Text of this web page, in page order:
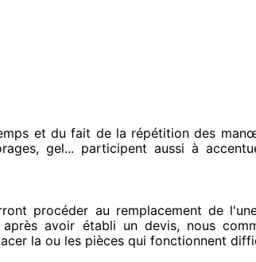
et du fait de la répétition des
gel... participent aussi à
procéder au remplacement de
après avoir établi un devis, nous
la ou les pièces qui fonctionnent